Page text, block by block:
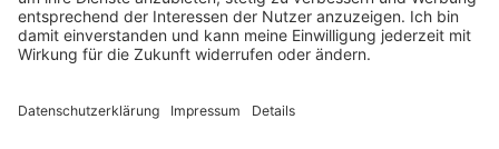
© 2026 STAWAG –